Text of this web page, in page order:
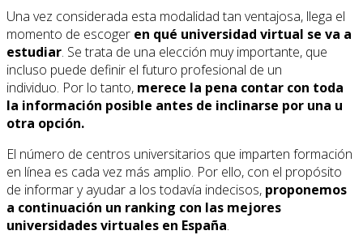
Una vez considerada esta modalidad tan ventajosa, llega el
momento de escoger en qué universidad virtual se va a
estudiar. Se trata de una elección muy importante, que
incluso puede definir el futuro profesional de un
individuo. Por lo tanto, merece la pena contar con toda
la información posible antes de inclinarse por una u
otra opción.
El número de centros universitarios que imparten formación
en línea es cada vez más amplio. Por ello, con el propósito
de informar y ayudar a los todavía indecisos, proponemos
a continuación un ranking con las mejores
universidades virtuales en España.